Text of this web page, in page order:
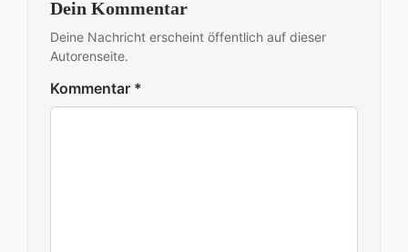
Dein Kommentar
Deine Nachricht erscheint öffentlich auf dieser
Autorenseite.
Kommentar *